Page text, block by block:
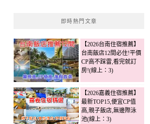
即時熱門文章
【2026台南住宿推薦】
台南飯店12間必住!平價
CP高不踩雷,看完就訂
房!(線上：3)
【2026嘉義住宿推薦】
最新TOP15,便宜CP值
高,親子飯店,無邊際泳
池(線上：3)